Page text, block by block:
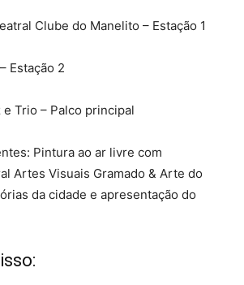
Clube do Manelito – Estação 1
Estação 2
e Trio – Palco principal
Pintura ao ar livre com
Artes Visuais Gramado & Arte do
da cidade e apresentação do